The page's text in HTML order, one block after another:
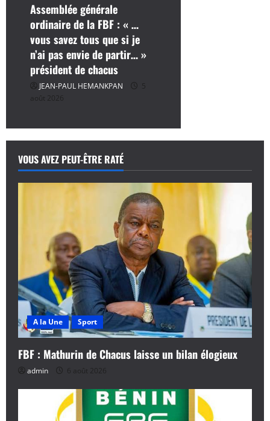
Assemblée générale
ordinaire de la FBF : « …
vous savez tous que si je
n’ai pas envie de partir… »
président de chacus
JEAN-PAUL HEMANKPAN
5
août 2026
VOUS AVEZ PEUT-ÊTRE RATÉ
A la Une Sport
FBF : Mathurin de Chacus laisse un bilan élogieux
admin 6 août 2026